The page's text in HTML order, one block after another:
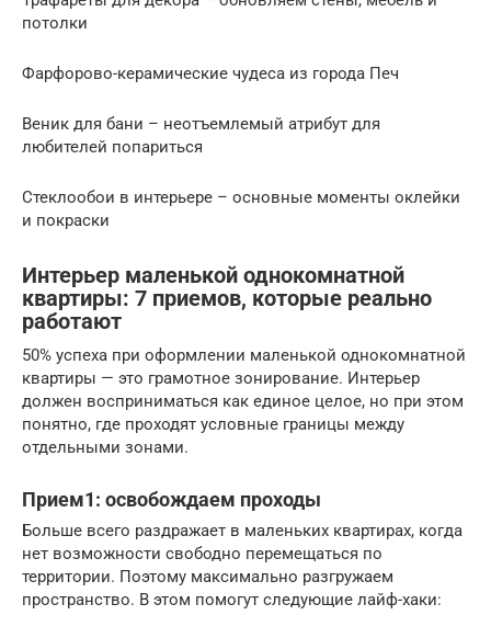
потолки
Фарфорово-керамические чудеса из города Печ
Веник для бани – неотъемлемый атрибут для
любителей попариться
Стеклообои в интерьере – основные моменты оклейки
и покраски
Интерьер маленькой однокомнатной
квартиры: 7 приемов, которые реально
работают
50% успеха при оформлении маленькой однокомнатной
квартиры — это грамотное зонирование. Интерьер
должен восприниматься как единое целое, но при этом
понятно, где проходят условные границы между
отдельными зонами.
Прием1: освобождаем проходы
Больше всего раздражает в маленьких квартирах, когда
нет возможности свободно перемещаться по
территории. Поэтому максимально разгружаем
пространство. В этом помогут следующие лайф-хаки: